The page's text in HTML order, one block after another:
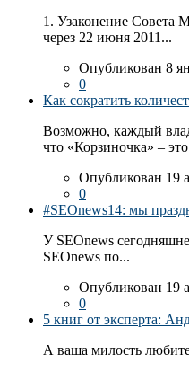
1. Узаконение Совета
через 22 июня 2011...
Опубликован 8
0
Как сократить
Возможно, каждый
что «Корзиночка» –
Опубликован 19
0
#SEOnews14: мы
У SEOnews
SEOnews по...
Опубликован 19
0
5 книг от эксперта:
А ваша милость